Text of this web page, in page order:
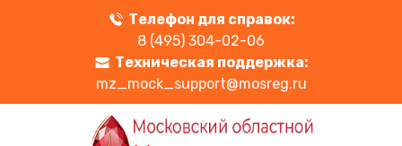
Телефон для справок:
8 (495) 304-02-06
Техническая поддержка:
mz_mock_support@mosreg.ru